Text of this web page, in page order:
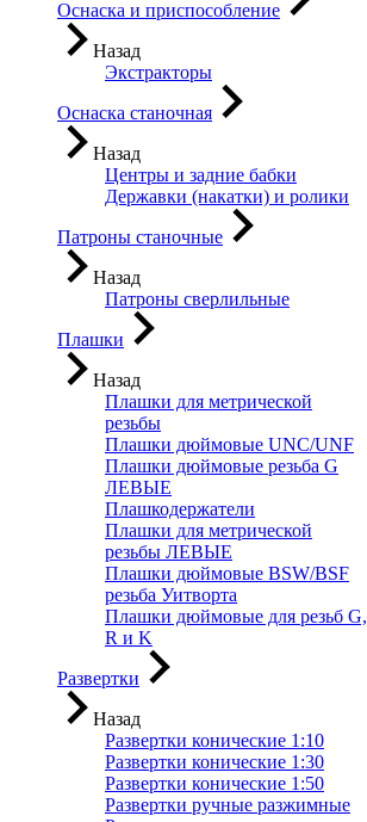
Оснаска и приспособление
Назад
Экстракторы
Оснаска станочная
Назад
Центры и задние бабки
Державки (накатки) и ролики
Патроны станочные
Назад
Патроны сверлильные
Плашки
Назад
Плашки для метрической
резьбы
Плашки дюймовые UNC/UNF
Плашки дюймовые резьба G
ЛЕВЫЕ
Плашкодержатели
Плашки для метрической
резьбы ЛЕВЫЕ
Плашки дюймовые BSW/BSF
резьба Уитворта
Плашки дюймовые для резьб G,
R и K
Развертки
Назад
Развертки конические 1:10
Развертки конические 1:30
Развертки конические 1:50
Развертки ручные разжимные